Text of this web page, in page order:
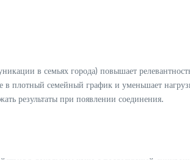
в семьях города) повышает
плотный семейный график и уменьшает
результаты при появлении соединения.